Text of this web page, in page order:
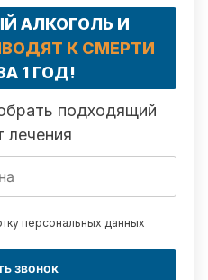
АЛКОГОЛЬ И
К СМЕРТИ
1 ГОД!
подходящий
лечения
персональных данных
звонок